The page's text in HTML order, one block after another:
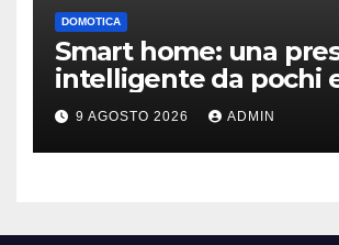
DOMOTICA
Smart home: una
intelligente da pochi
può fare la differenza
9 AGOSTO 2026 ADMIN